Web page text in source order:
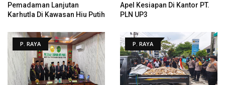
Pemadaman Lanjutan
Karhutla Di Kawasan Hiu Putih
Apel Kesiapan Di Kantor PT.
PLN UP3
P. RAYA P. RAYA